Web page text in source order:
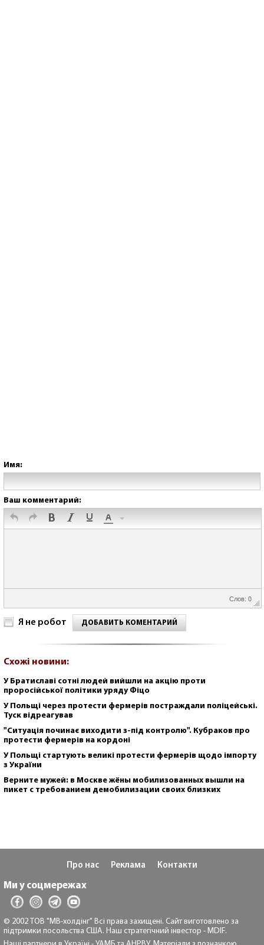
Имя:
Ваш комментарий:
Слов: 0
Я не робот ДОБАВИТЬ КОМЕНТАРИЙ
Схожі новини:
У Братиславі cотні людей вийшли на акцію проти
проросійської політики уряду Фіцо
У Польщі через протести фермерів постраждали поліцейські.
Туск відреагував
"Ситуація починає виходити з-під контролю". Кубраков про
протести фермерів на кордоні
У Польщі стартують великі протести фермерів щодо імпорту
з України
Верните мужей: в Москве жёны мобилизованных вышли на
пикет с требованием демобилизации своих близких
Про нас Реклама Контакти
Ми у соцмережах
© 2002 ТОВ "МВ-холдінг" Всі права захищені. Сайт виготовлено за
підтримки посольства США. Наш стратегічний інвестор - MDIF.